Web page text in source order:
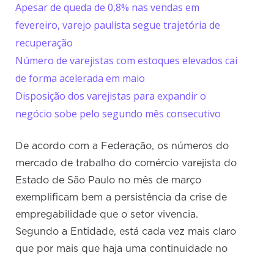
Apesar de queda de 0,8% nas vendas em
fevereiro, varejo paulista segue trajetória de
recuperação
Número de varejistas com estoques elevados cai
de forma acelerada em maio
Disposição dos varejistas para expandir o
negócio sobe pelo segundo mês consecutivo
De acordo com a Federação, os números do
mercado de trabalho do comércio varejista do
Estado de São Paulo no mês de março
exemplificam bem a persistência da crise de
empregabilidade que o setor vivencia.
Segundo a Entidade, está cada vez mais claro
que por mais que haja uma continuidade no